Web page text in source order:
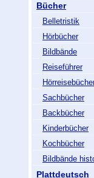
Bücher
Belletristik
Hörbücher
Bildbände
Reiseführer
Sachbücher
Backbücher
Kinderbücher
Kochbücher
Bildbände
Plattdeutsch